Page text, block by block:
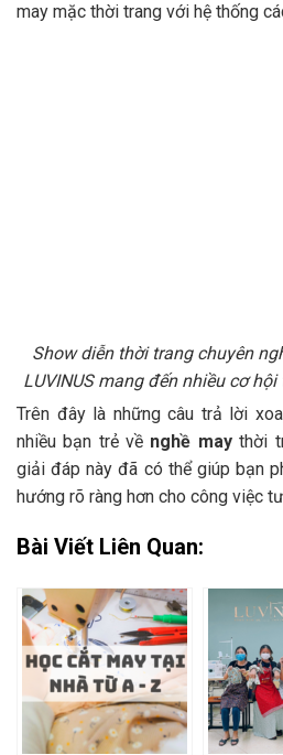
may mặc thời trang với hệ thống
Show diễn thời trang chuyên
LUVINUS mang đến nhiều cơ
Trên đây là những câu trả lời
nhiều bạn trẻ về nghề maythời
giải đáp này đã có thể giúp bạn
hướng rõ ràng hơn cho công việc
Bài Viết Liên Quan: